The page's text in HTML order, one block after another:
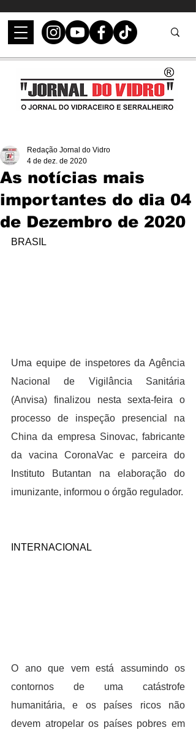
As notícias mais
importantes do dia 04
de Dezembro de 2020
Redação Jornal do Vidro
4 de dez. de 2020
BRASIL
Uma equipe de inspetores da Agência
Nacional de Vigilância Sanitária
(Anvisa) finalizou nesta sexta-feira o
processo de inspeção presencial na
China da empresa Sinovac, fabricante
da vacina CoronaVac e parceira do
Instituto Butantan na elaboração do
imunizante, informou o órgão regulador.
INTERNACIONAL
O ano que vem está assumindo os
contornos de uma catástrofe
humanitária, e os países ricos não
devem atropelar os países pobres em